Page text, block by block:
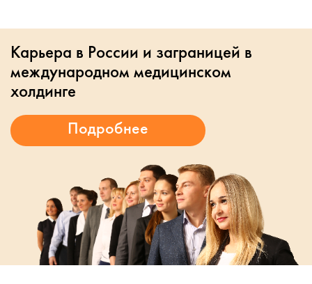
Карьера в России и заграницей в
международном медицинском
холдинге